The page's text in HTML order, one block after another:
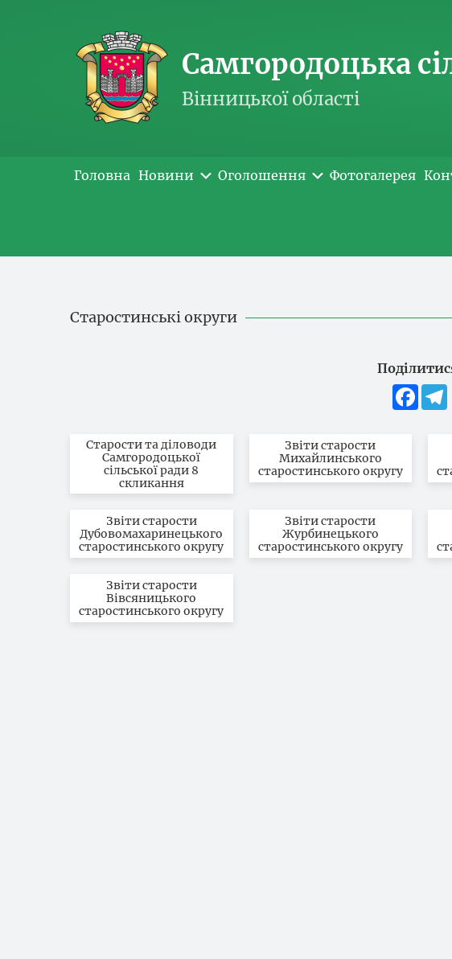
Самгородоцька
Вінницької області
Головна Новини Оголошення Фотогалерея
Старостинські округи
Старости та діловоди
Самгородоцької
сільської ради 8
скликання
Звіти старости
Михайлинського
старостинського округу
Звіти старости
Дубовомахаринецького
старостинського округу
Звіти старости
Журбинецького
старостинського округу
Звіти старости
Вівсяницького
старостинського округу